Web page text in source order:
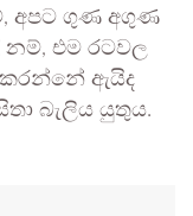
අපට ගුණ අගුණ
නම්, එම රටවල
ඇයිද
බැලිය යුතුය.